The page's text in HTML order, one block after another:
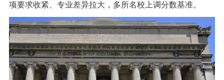
项要求收紧、专业差异拉大，多所名校上调分数基准。